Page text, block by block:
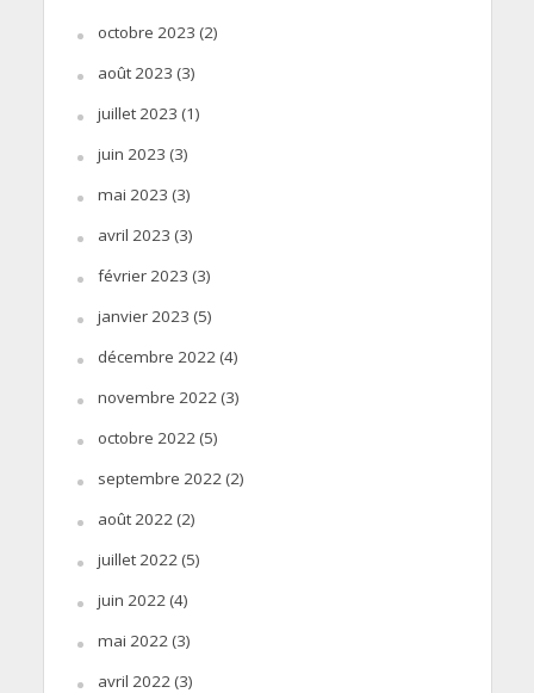
octobre 2023 (2)
août 2023 (3)
juillet 2023 (1)
juin 2023 (3)
mai 2023 (3)
avril 2023 (3)
février 2023 (3)
janvier 2023 (5)
décembre 2022(4)
novembre 2022(3)
octobre 2022(5)
septembre 2022(2)
août 2022(2)
juillet 2022(5)
juin 2022(4)
mai 2022(3)
avril 2022(3)